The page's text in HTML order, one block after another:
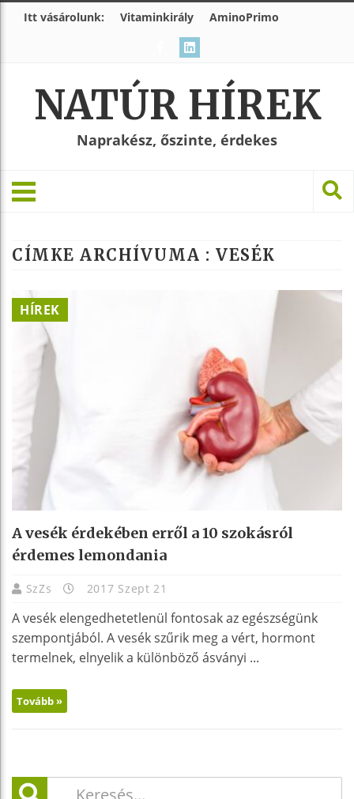
Itt vásárolunk: Vitaminkirály AminoPrimo
NATÚR HÍREK
Naprakész, őszinte, érdekes
CÍMKE ARCHÍVUMA : VESÉK
HÍREK
A vesék érdekében erről a 10 szokásról
érdemes lemondania
SzZs 2017 Szept 21
A vesék elengedhetetlenül fontosak az egészségünk
szempontjából. A vesék szűrik meg a vért, hormont
termelnek, elnyelik a különböző ásványi ...
Tovább »